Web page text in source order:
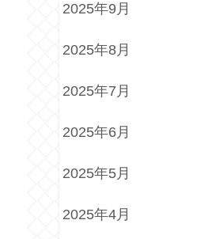
2025年9月
2025年8月
2025年7月
2025年6月
2025年5月
2025年4月